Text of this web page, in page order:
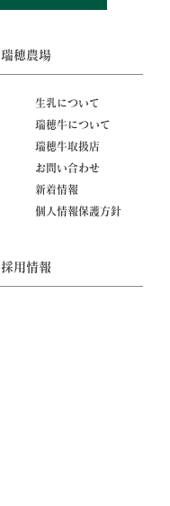
瑞穂農場
生乳について
瑞穂牛について
瑞穂牛取扱店
お問い合わせ
新着情報
個人情報保護方針
採用情報